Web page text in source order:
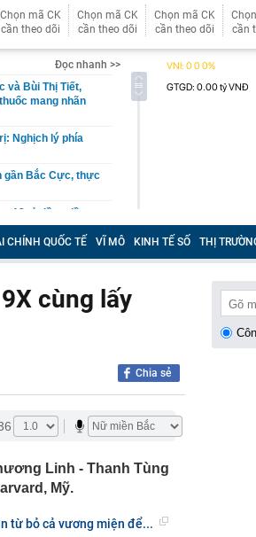
Chọn mã CK
cần theo dõi
Chọn mã CK
cần theo dõi
Chọn mã CK
cần theo dõi
cần
Đọc nhanh >>
và Bùi Thị Tiết,
mang nhãn
Nghịch lý phía
gần Bắc Cực, thực
13 tỷ đồng tiền
Myung-bo
phát hiện đường
sản phẩm tại
bàn? Thì ra có 2
về CASA và “fix
hai Đông Nam Á
CHÍNH QUỐC TẾ VĨ MÔ KINH TẾ SỐ THỊ
cùng lấy
Chia sẻ
Linh - Thanh Tùng
Mỹ.
từ bỏ cả vương miện để...